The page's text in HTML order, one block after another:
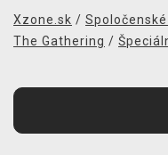
MERCHANDISE
Xzone.sk /
The Gathering /